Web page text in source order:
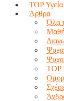
TOP Υγεία
Άρθρα
Όλα
TOP